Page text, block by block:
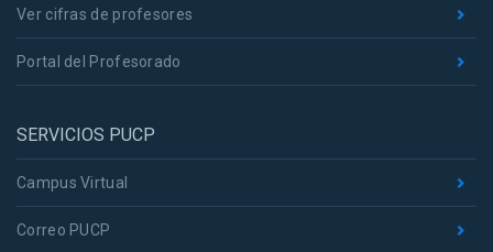
Ver cifras de profesores
Portal del Profesorado
SERVICIOS PUCP
Campus Virtual
Correo PUCP